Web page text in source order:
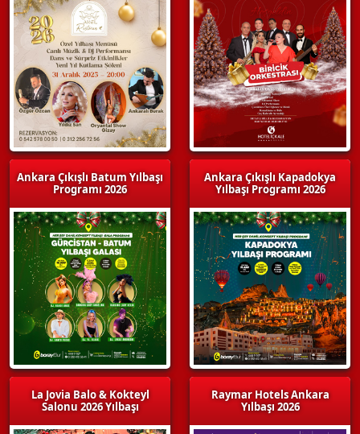
Ankara Çıkışlı Batum Yılbaşı
Programı 2026
La Jovia Balo & Kokteyl
Salonu 2026 Yılbaşı
Ankara Çıkışlı Kapadokya
Yılbaşı Programı 2026
Raymar Hotels Ankara
Yılbaşı 2026